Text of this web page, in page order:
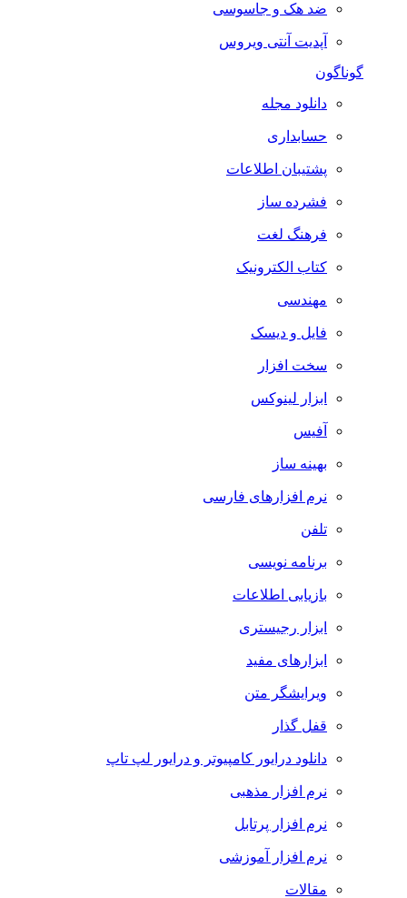
ضد هک و جاسوسی
آپدیت آنتی ویروس
گوناگون
دانلود مجله
حسابداری
پشتیبان اطلاعات
فشرده ساز
فرهنگ لغت
کتاب الکترونیک
مهندسی
فایل و دیسک
سخت افزار
ابزار لینوکس
آفیس
بهینه ساز
نرم افزارهای فارسی
تلفن
برنامه نویسی
بازیابی اطلاعات
ابزار رجیستری
ابزارهای مفید
ویرایشگر متن
قفل گذار
دانلود درایور کامپیوتر و درایور لپ تاپ
نرم افزار مذهبی
نرم افزار پرتابل
نرم افزار آموزشی
مقالات